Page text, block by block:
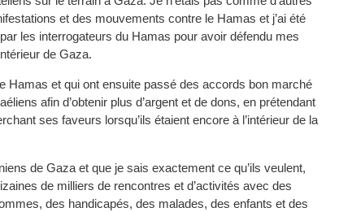
et des mouvements contre le Hamas et j’ai été
les interrogateurs du Hamas pour avoir défendu mes
de Gaza.
Hamas et qui ont ensuite passé des accords bon marché
afin d’obtenir plus d’argent et de dons, en prétendant
ses faveurs lorsqu’ils étaient encore à l’intérieur de la
de Gaza et que je sais exactement ce qu’ils veulent,
de milliers de rencontres et d’activités avec des
des handicapés, des malades, des enfants et des